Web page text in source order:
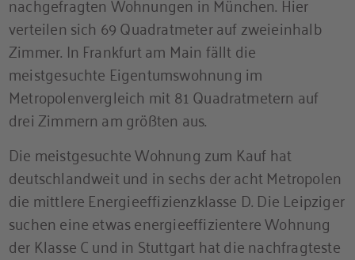
verteilen sich 69 Quadratmeter auf zweieinhalb
Zimmer. In Frankfurt am Main fällt die
meistgesuchte Eigentumswohnung im
Metropolenvergleich mit 81 Quadratmetern auf
drei Zimmern am größten aus.
Die meistgesuchte Wohnung zum Kauf hat
deutschlandweit und in sechs der acht Metropolen
die mittlere Energieeffizienzklasse D. Die Leipziger
suchen eine etwas energieeffizientere Wohnung
der Klasse C und in Stuttgart hat die nachfragteste